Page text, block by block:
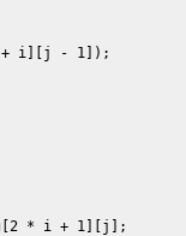
+ i][j - 1]);
* i + 1][j];